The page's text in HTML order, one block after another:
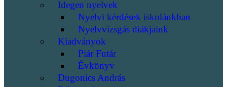
Idegen nyelvek
Nyelvi kérdések iskolánkban
Nyelvvizsgás diákjaink
Kiadványok
Piár Futár
Évkönyv
Dugonics András